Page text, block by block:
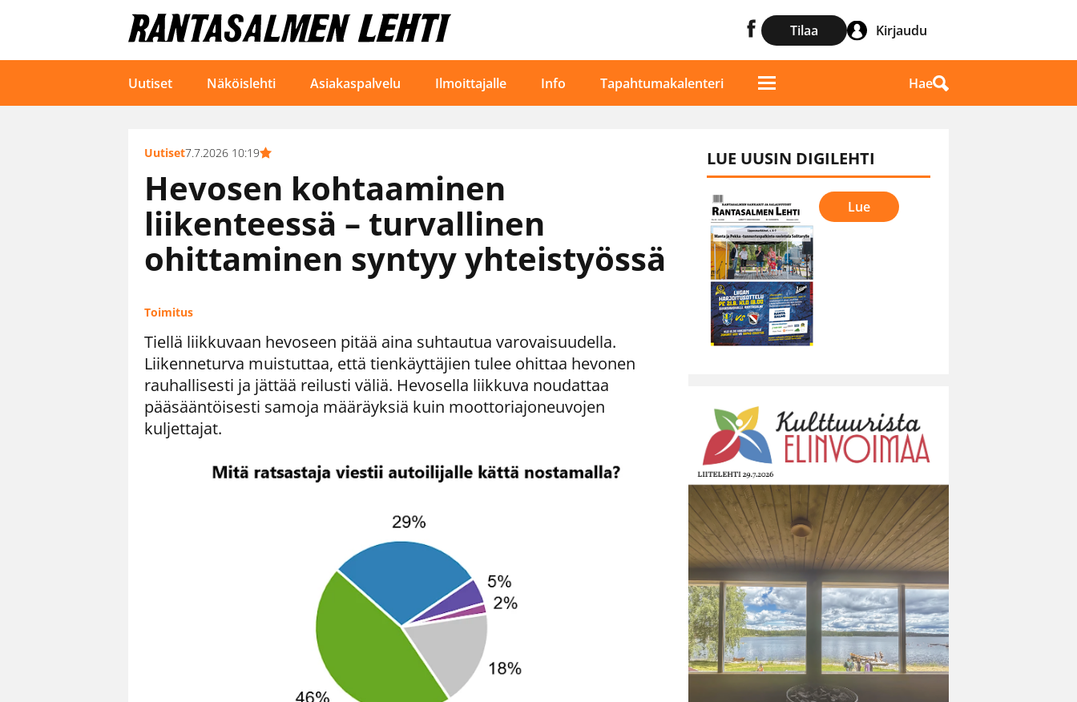
Tilaa Kirjaudu
Uutiset Näköislehti Asiakaspalvelu Ilmoittajalle Info Tapahtumakalenteri Hae
Uutiset7.7.2026 10:19
Hevosen kohtaaminen
liikenteessä – turvallinen
ohittaminen syntyy yhteistyössä
Toimitus
Tiellä liikkuvaan hevoseen pitää aina suhtautua varovaisuudella.
Liikenneturva muistuttaa, että tienkäyttäjien tulee ohittaa hevonen
rauhallisesti ja jättää reilusti väliä. Hevosella liikkuva noudattaa
pääsääntöisesti samoja määräyksiä kuin moottoriajoneuvojen
kuljettajat.
LUE UUSIN DIGILEHTI
Lue